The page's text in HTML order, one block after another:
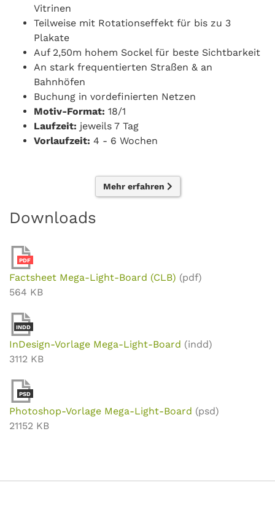
Vitrinen
Teilweise mit Rotationseffekt für bis zu 3
Plakate
Auf 2,50m hohem Sockel für beste Sichtbarkeit
An stark frequentierten Straßen & an
Bahnhöfen
Buchung in vordefinierten Netzen
Motiv-Format: 18/1
Laufzeit: jeweils 7 Tag
Vorlaufzeit: 4 - 6 Wochen
Mehr erfahren
Downloads
PDF
Factsheet Mega-Light-Board (CLB) (pdf)
564 KB
INDD
InDesign-Vorlage Mega-Light-Board (indd)
3112 KB
PSD
Photoshop-Vorlage Mega-Light-Board (psd)
21152 KB